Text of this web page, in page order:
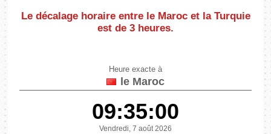
Le décalage horaire entre le Maroc et la Turquie
est de 3 heures.
Heure exacte à
le Maroc
09:35:00
Vendredi, 7 août 2026